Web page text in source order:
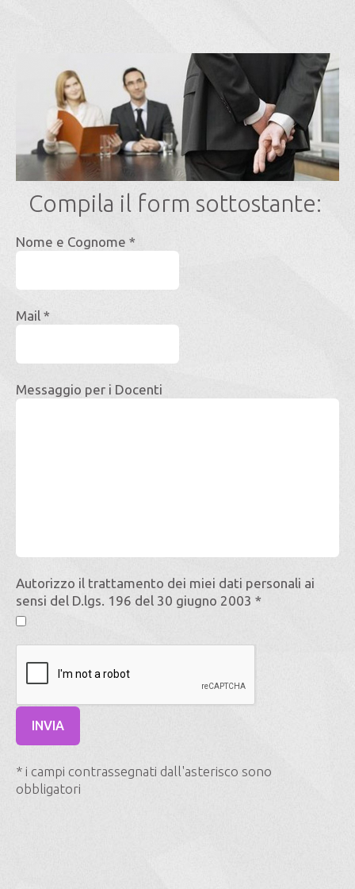
Compila il form sottostante:
Nome e Cognome *
Mail *
Messaggio per i Docenti
Autorizzo il trattamento dei miei dati personali ai
sensi del D.lgs. 196 del 30 giugno 2003 *
* i campi contrassegnati dall'asterisco sono
obbligatori